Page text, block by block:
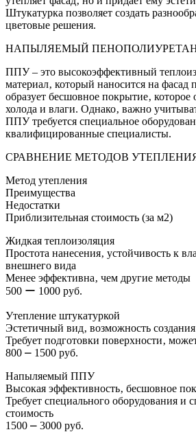
Штукатурка позволяет создать
цветовые решения.
НАПЫЛЯЕМЫЙ
ППУ – это высокоэффективный
материал‚ который наносится на
образует бесшовное покрытие‚
холода и влаги. Однако‚ важно
ППУ требуется специальное
квалифицированные специалисты.
СРАВНЕНИЕ МЕТОДОВ
Метод утепления
Преимущества
Недостатки
Приблизительная стоимость (за м2)
Жидкая теплоизоляция
Простота нанесения‚ устойчивость к
внешнего вида
Менее эффективна‚ чем другие методы
500 ー 1000 руб.
Утепление штукатуркой
Эстетичный вид‚ возможность
Требует подготовки поверхности‚
800 ⎼ 1500 руб.
Напыляемый ППУ
Высокая эффективность‚ бесшовное
Требует специального оборудования и
стоимость
1500 ⎼ 3000 руб.